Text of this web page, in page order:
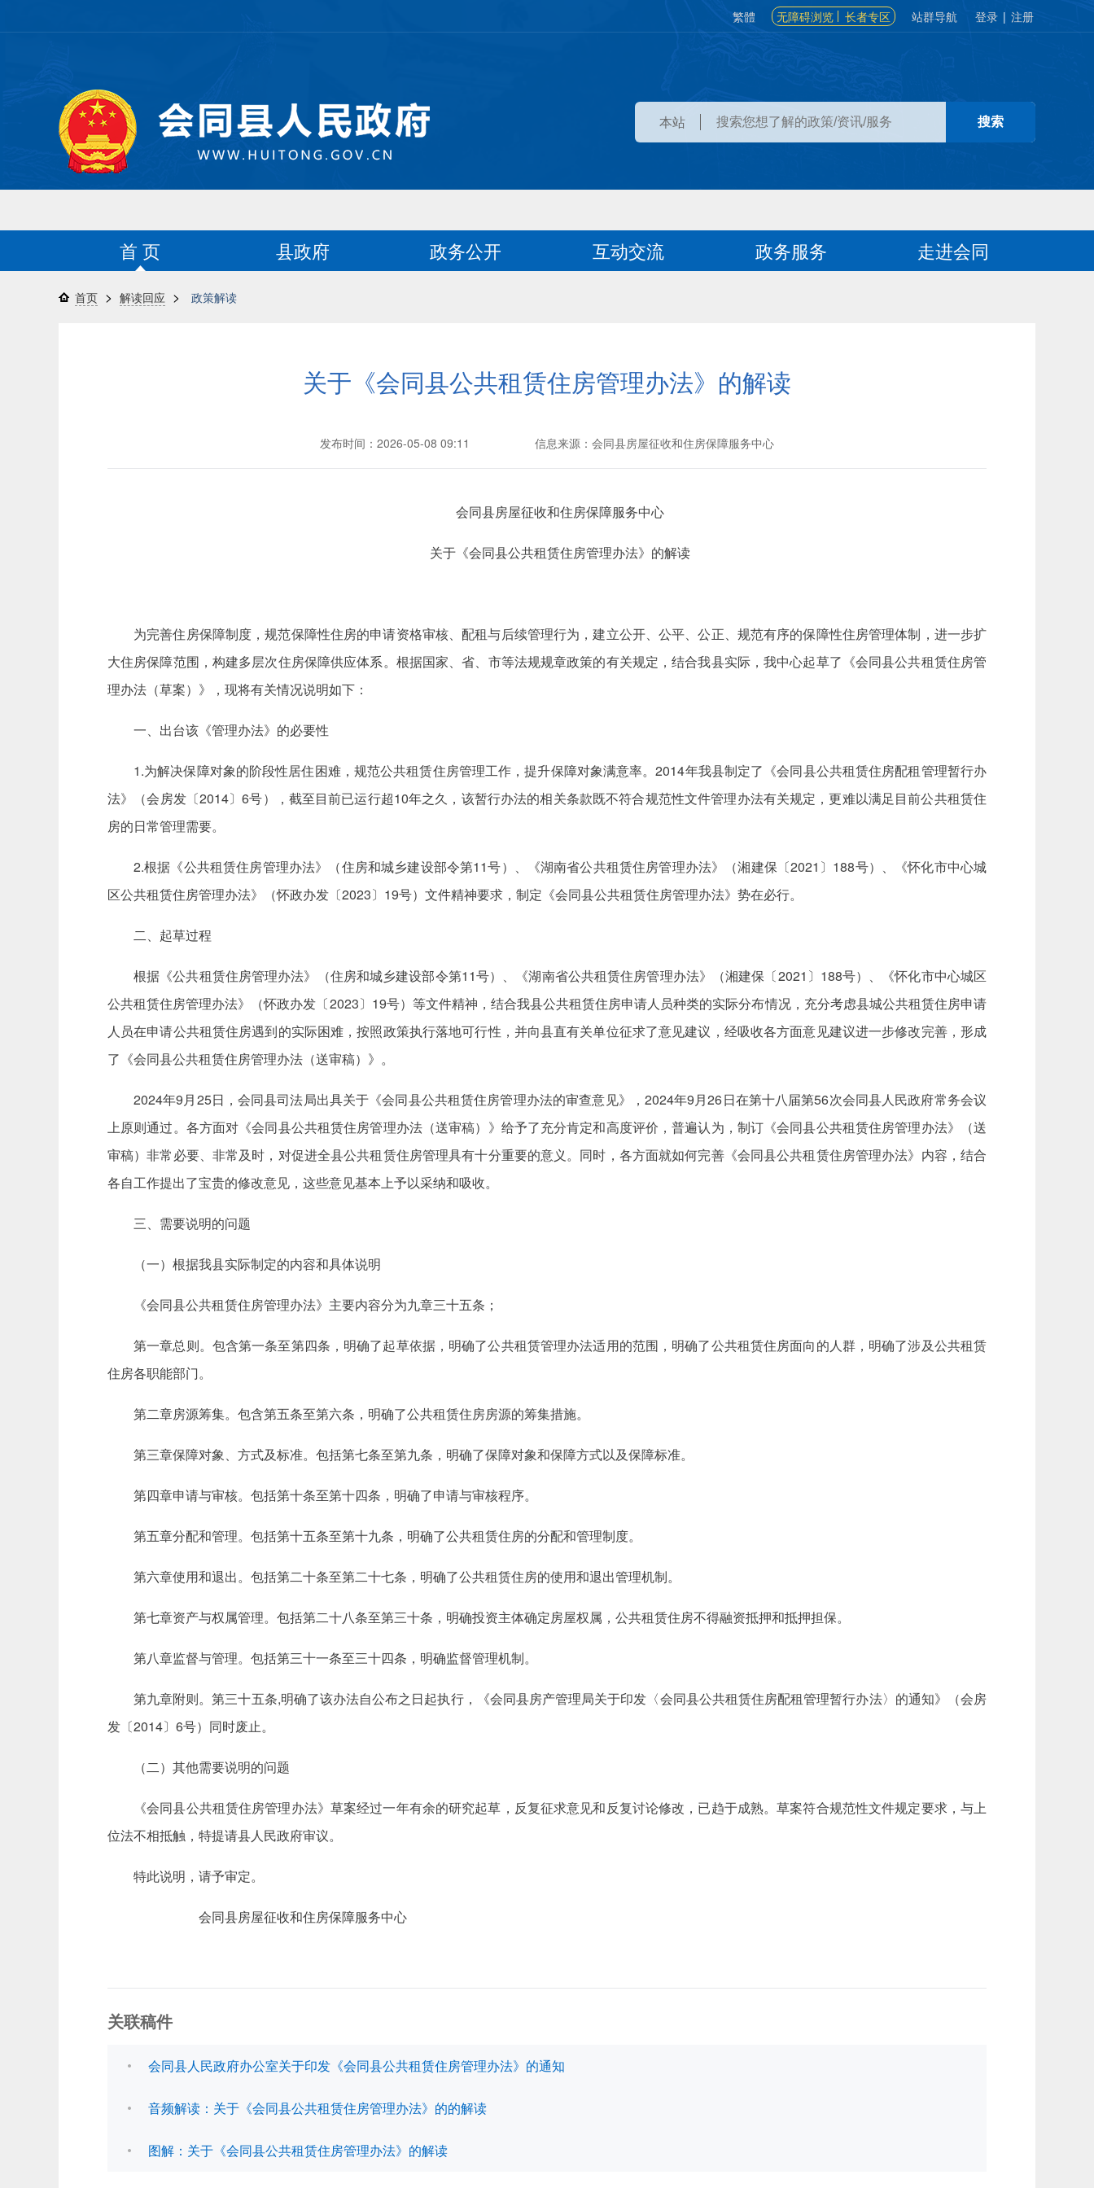
繁體 无障碍浏览 长者专区 站群导航 登录 | 注册
本站
首 页 县政府 政务公开 互动交流 政务服务 走进会同
首页 > 解读回应 > 政策解读
关于《会同县公共租赁住房管理办法》的解读
发布时间：2026-05-08 09:11 信息来源：会同县房屋征收和住房保障服务中心
会同县房屋征收和住房保障服务中心
关于《会同县公共租赁住房管理办法》的解读
为完善住房保障制度，规范保障性住房的申请资格审核、配租与后续管理行为，建立公开、公平、公正、规范有序的保障性住房管理体制，进一步扩
大住房保障范围，构建多层次住房保障供应体系。根据国家、省、市等法规规章政策的有关规定，结合我县实际，我中心起草了《会同县公共租赁住房管
理办法（草案）》，现将有关情况说明如下：
一、出台该《管理办法》的必要性
1.为解决保障对象的阶段性居住困难，规范公共租赁住房管理工作，提升保障对象满意率。2014年我县制定了《会同县公共租赁住房配租管理暂行办
法》（会房发〔2014〕6号），截至目前已运行超10年之久，该暂行办法的相关条款既不符合规范性文件管理办法有关规定，更难以满足目前公共租赁住
房的日常管理需要。
2.根据《公共租赁住房管理办法》（住房和城乡建设部令第11号）、《湖南省公共租赁住房管理办法》（湘建保〔2021〕188号）、《怀化市中心城
区公共租赁住房管理办法》（怀政办发〔2023〕19号）文件精神要求，制定《会同县公共租赁住房管理办法》势在必行。
二、起草过程
根据《公共租赁住房管理办法》（住房和城乡建设部令第11号）、《湖南省公共租赁住房管理办法》（湘建保〔2021〕188号）、《怀化市中心城区
公共租赁住房管理办法》（怀政办发〔2023〕19号）等文件精神，结合我县公共租赁住房申请人员种类的实际分布情况，充分考虑县城公共租赁住房申请
人员在申请公共租赁住房遇到的实际困难，按照政策执行落地可行性，并向县直有关单位征求了意见建议，经吸收各方面意见建议进一步修改完善，形成
了《会同县公共租赁住房管理办法（送审稿）》。
2024年9月25日，会同县司法局出具关于《会同县公共租赁住房管理办法的审查意见》，2024年9月26日在第十八届第56次会同县人民政府常务会议
上原则通过。各方面对《会同县公共租赁住房管理办法（送审稿）》给予了充分肯定和高度评价，普遍认为，制订《会同县公共租赁住房管理办法》（送
审稿）非常必要、非常及时，对促进全县公共租赁住房管理具有十分重要的意义。同时，各方面就如何完善《会同县公共租赁住房管理办法》内容，结合
各自工作提出了宝贵的修改意见，这些意见基本上予以采纳和吸收。
三、需要说明的问题
（一）根据我县实际制定的内容和具体说明
《会同县公共租赁住房管理办法》主要内容分为九章三十五条；
第一章总则。包含第一条至第四条，明确了起草依据，明确了公共租赁管理办法适用的范围，明确了公共租赁住房面向的人群，明确了涉及公共租赁
住房各职能部门。
第二章房源筹集。包含第五条至第六条，明确了公共租赁住房房源的筹集措施。
第三章保障对象、方式及标准。包括第七条至第九条，明确了保障对象和保障方式以及保障标准。
第四章申请与审核。包括第十条至第十四条，明确了申请与审核程序。
第五章分配和管理。包括第十五条至第十九条，明确了公共租赁住房的分配和管理制度。
第六章使用和退出。包括第二十条至第二十七条，明确了公共租赁住房的使用和退出管理机制。
第七章资产与权属管理。包括第二十八条至第三十条，明确投资主体确定房屋权属，公共租赁住房不得融资抵押和抵押担保。
第八章监督与管理。包括第三十一条至三十四条，明确监督管理机制。
第九章附则。第三十五条,明确了该办法自公布之日起执行，《会同县房产管理局关于印发〈会同县公共租赁住房配租管理暂行办法〉的通知》（会房
发〔2014〕6号）同时废止。
（二）其他需要说明的问题
《会同县公共租赁住房管理办法》草案经过一年有余的研究起草，反复征求意见和反复讨论修改，已趋于成熟。草案符合规范性文件规定要求，与上
位法不相抵触，特提请县人民政府审议。
特此说明，请予审定。
会同县房屋征收和住房保障服务中心
关联稿件
会同县人民政府办公室关于印发《会同县公共租赁住房管理办法》的通知
音频解读：关于《会同县公共租赁住房管理办法》的的解读
图解：关于《会同县公共租赁住房管理办法》的解读